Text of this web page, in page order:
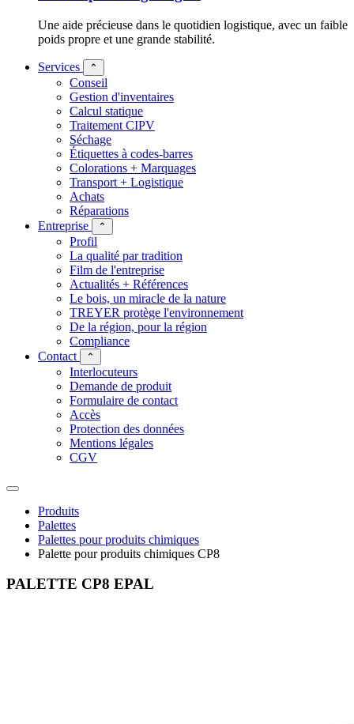
Une aide précieuse dans le quotidien logistique, avec un faible
poids propre et une grande stabilité.
Services ⌃
Conseil
Gestion d'inventaires
Calcul statique
Traitement CIPV
Séchage
Étiquettes à codes-barres
Colorations + Marquages
Transport + Logistique
Achats
Réparations
Entreprise
⌃
Profil
La qualité par tradition
Film de l'entreprise
Actualités + Références
Le bois, un miracle de la nature
TREYER protège l'environnement
De la région, pour la région
Compliance
Contact
⌃
Interlocuteurs
Demande de produit
Formulaire de contact
Accès
Protection des données
Mentions légales
CGV
Produits
Palettes
Palettes pour produits chimiques
Palette pour produits chimiques CP8
PALETTE CP8 EPAL